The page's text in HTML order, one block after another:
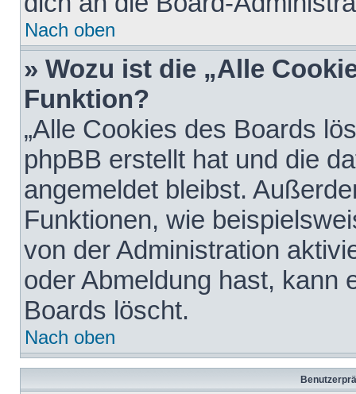
Nach oben
» Wozu ist die „Alle
Funktion?
„Alle Cookies des Boards
phpBB erstellt hat und die
angemeldet bleibst.
Funktionen, wie
von der Administration
oder Abmeldung hast, kann
Boards löscht.
Nach oben